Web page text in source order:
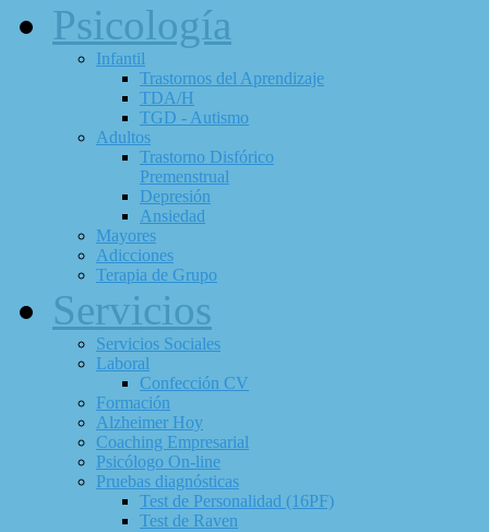
Psicología
Infantil
Trastornos del Aprendizaje
TDA/H
TGD - Autismo
Adultos
Trastorno Disfórico
Premenstrual
Depresión
Ansiedad
Mayores
Adicciones
Terapia de Grupo
Servicios
Servicios Sociales
Laboral
Confección CV
Formación
Alzheimer Hoy
Coaching Empresarial
Psicólogo On-line
Pruebas diagnósticas
Test de Personalidad (16PF)
Test de Raven